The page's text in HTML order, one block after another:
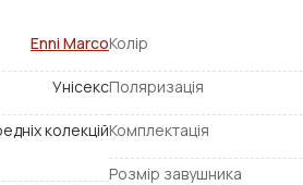
Enni Marco
Унісекс
колекцій
Колір
Поляризація
Комплектація
Розмір завушника